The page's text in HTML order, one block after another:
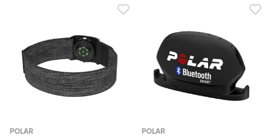
POLAR POLAR